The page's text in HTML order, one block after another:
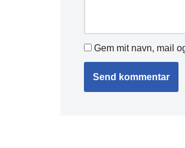
Gem mit navn, mail